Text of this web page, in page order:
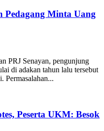
Pedagang Minta Uang
PRJ Senayan, pengunjung
di adakan tahun lalu tersebut
Permasalahan...
Peserta UKM: Besok